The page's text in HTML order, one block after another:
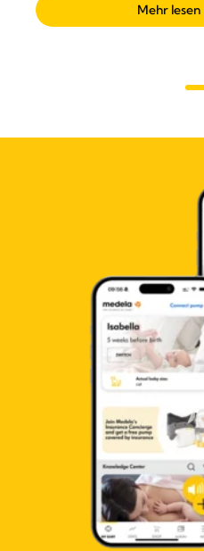
Mehr lesen